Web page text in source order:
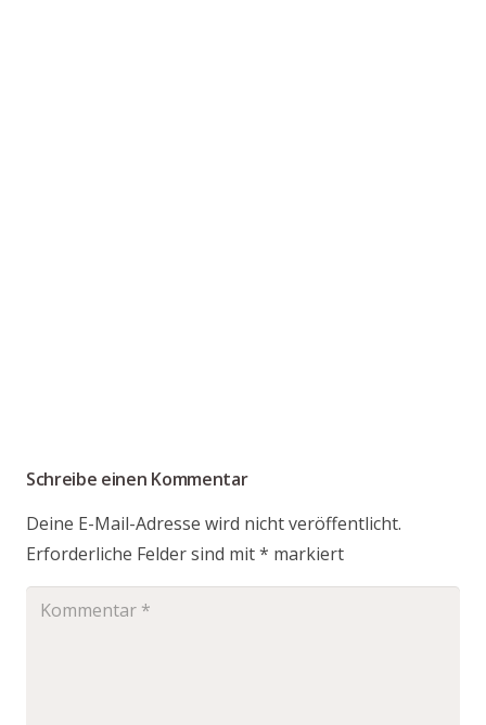
Schreibe einen Kommentar
Deine E-Mail-Adresse wird nicht veröffentlicht.
Erforderliche Felder sind mit* markiert